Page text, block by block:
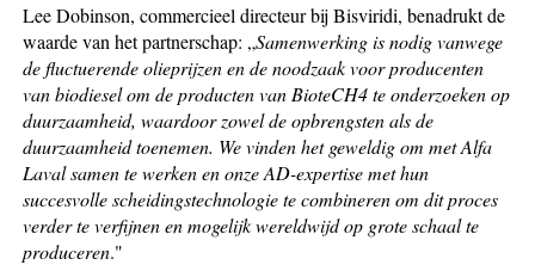
Lee Dobinson, commercieel directeur bij Bisviridi, benadrukt de
waarde van het partnerschap: „Samenwerking is nodig vanwege
de fluctuerende olieprijzen en de noodzaak voor producenten
van biodiesel om de producten van BioteCH4 te onderzoeken op
duurzaamheid, waardoor zowel de opbrengsten als de
duurzaamheid toenemen. We vinden het geweldig om met Alfa
Laval samen te werken en onze AD-expertise met hun
succesvolle scheidingstechnologie te combineren om dit proces
verder te verfijnen en mogelijk wereldwijd op grote schaal te
produceren."